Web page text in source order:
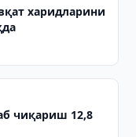
харидларини
чиқариш 12,8